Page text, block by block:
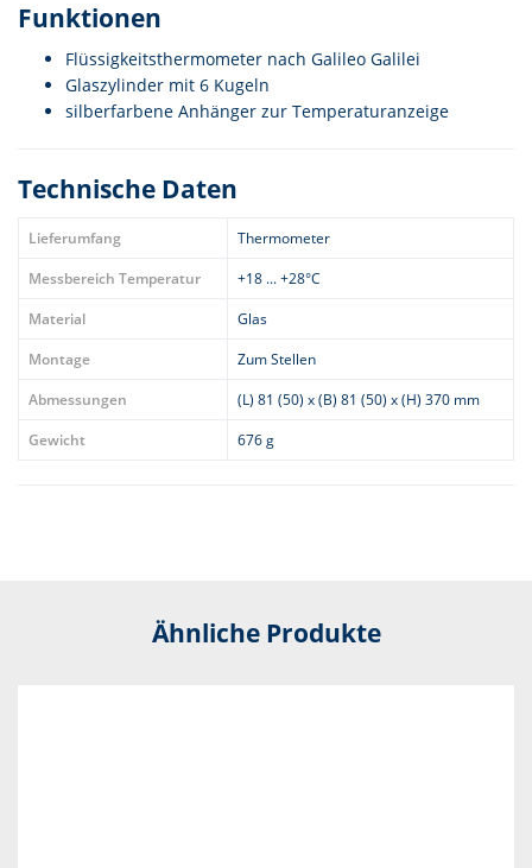
Funktionen
Flüssigkeitsthermometer nach Galileo Galilei
Glaszylinder mit 6 Kugeln
silberfarbene Anhänger zur Temperaturanzeige
Technische Daten
Lieferumfang
Thermometer
Messbereich Temperatur
+18 ... +28°C
Material
Glas
Montage
Zum Stellen
Abmessungen
(L) 81 (50) x (B) 81 (50) x (H) 370 mm
Gewicht
676 g
Ähnliche Produkte